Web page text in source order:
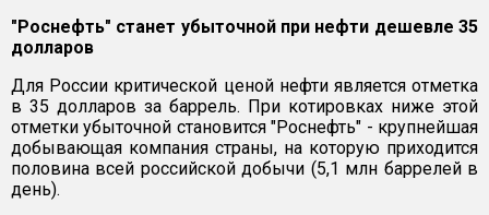
"Роснефть" станет убыточной при нефти дешевле 35
долларов
Для России критической ценой нефти является отметка
в 35 долларов за баррель. При котировках ниже этой
отметки убыточной становится "Роснефть" - крупнейшая
добывающая компания страны, на которую приходится
половина всей российской добычи (5,1 млн баррелей в
день).